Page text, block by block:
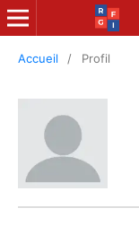
Accueil / Profil